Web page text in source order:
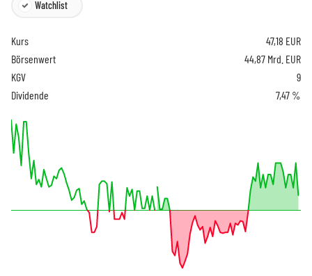
Watchlist
Kurs 47,18 EUR
Börsenwert
44,87 Mrd. EUR
KGV
9
Dividende
7,47 %